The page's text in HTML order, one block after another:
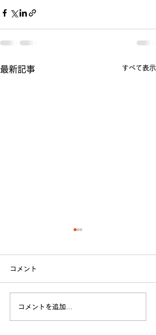
最新記事 すべて表示
コメント
コメントを追加…